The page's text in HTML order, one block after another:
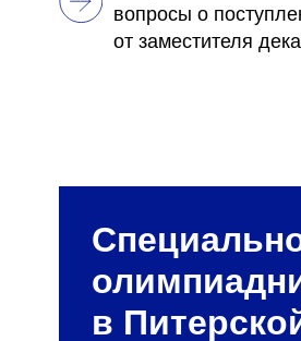
вопросы о
от заместителя
в